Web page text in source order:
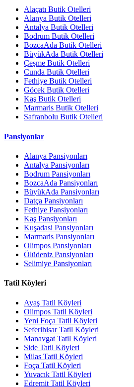
Alaçatı Butik Otelleri
Alanya Butik Otelleri
Antalya Butik Otelleri
Bodrum Butik Otelleri
BozcaAda Butik Otelleri
BüyükAda Butik Otelleri
Çeşme Butik Otelleri
Cunda Butik Otelleri
Fethiye Butik Otelleri
Göcek Butik Otelleri
Kaş Butik Otelleri
Marmaris Butik Otelleri
Safranbolu Butik Otelleri
Pansiyonlar
Alanya Pansiyonları
Antalya Pansiyonları
Bodrum Pansiyonları
BozcaAda Pansiyonları
BüyükAda Pansiyonları
Datça Pansiyonları
Fethiye Pansiyonları
Kaş Pansiyonları
Kuşadasi Pansiyonları
Marmaris Pansiyonları
Olimpos Pansiyonları
Ölüdeniz Pansiyonları
Selimiye Pansiyonları
Tatil Köyleri
Ayaş Tatil Köyleri
Olimpos Tatil Köyleri
Yeni Foça Tatil Köyleri
Seferihisar Tatil Köyleri
Manavgat Tatil Köyleri
Side Tatil Köyleri
Milas Tatil Köyleri
Foça Tatil Köyleri
Yuvacık Tatil Köyleri
Edremit Tatil Köyleri